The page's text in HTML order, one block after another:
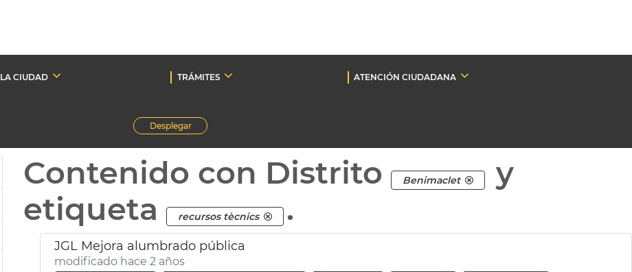
LA CIUDAD TRÁMITES
ATENCIÓN CIUDADANA
Desplegar
Contenido con Distrito Benimaclet
y
etiqueta
recursos tècnics .
JGL Mejora alumbrado pública
modificado hace 2 años